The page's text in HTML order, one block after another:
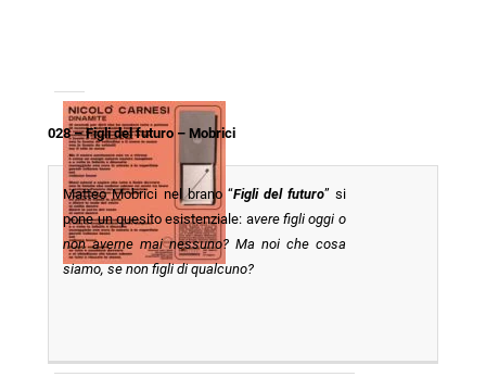
028 – Figli del futuro – Mobrici
Matteo Mobrici nel brano “Figli del futuro” si
pone un quesito esistenziale: avere figli oggi o
non averne mai nessuno? Ma noi che cosa
siamo, se non figli di qualcuno?